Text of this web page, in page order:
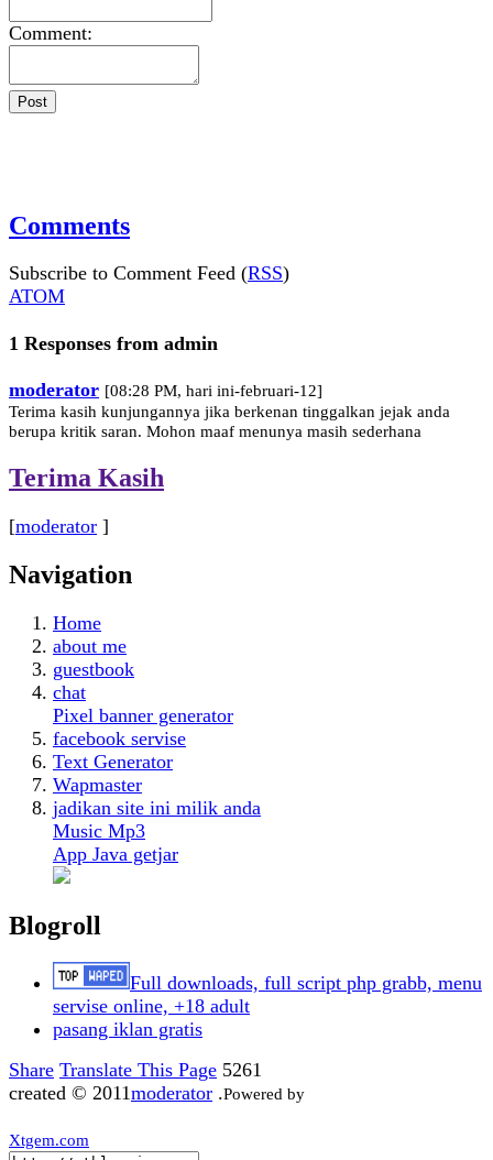
Comment:
Comments
Subscribe to Comment Feed (RSS)
ATOM
1 Responses from admin
moderator [08:28 PM, hari ini-februari-12]
Terima kasih kunjungannya jika berkenan tinggalkan jejak anda
berupa kritik saran. Mohon maaf menunya masih sederhana
Terima Kasih
[moderator ]
Navigation
Home
about me
guestbook
chat
Pixel banner generator
facebook servise
Text Generator
Wapmaster
jadikan site ini milik anda
Music Mp3
App Java getjar
Blogroll
Full downloads, full script php grabb, menu
servise online, +18 adult
pasang iklan gratis
Share Translate This Page 5261
created © 2011moderator .Powered by
Xtgem.com